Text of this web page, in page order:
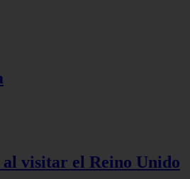
al visitar el Reino Unido